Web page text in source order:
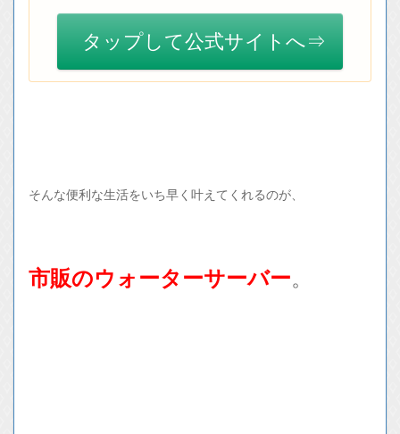
タップして公式サイトへ⇒
そんな便利な生活をいち早く叶えてくれるのが、
市販のウォーターサーバー。